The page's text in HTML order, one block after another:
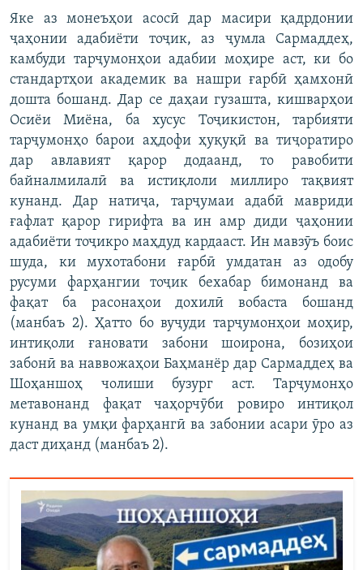
Яке аз монеъҳои асосӣ дар масири қадрдонии
ҷаҳонии адабиёти тоҷик, аз ҷумла Сармаддеҳ,
камбуди тарҷумонҳои адабии моҳире аст, ки бо
стандартҳои академик ва нашри ғарбӣ ҳамхонӣ
дошта бошанд. Дар се даҳаи гузашта, кишварҳои
Осиёи Миёна, ба хусус Тоҷикистон, тарбияти
тарҷумонҳо барои аҳдофи ҳуқуқӣ ва тиҷоратиро
дар авлавият қарор додаанд, то равобити
байналмилалӣ ва истиқлоли миллиро тақвият
кунанд. Дар натиҷа, тарҷумаи адабӣ мавриди
ғафлат қарор гирифта ва ин амр диди ҷаҳонии
адабиёти тоҷикро маҳдуд кардааст. Ин мавзӯъ боис
шуда, ки мухотабони ғарбӣ умдатан аз одобу
русуми фарҳангии тоҷик бехабар бимонанд ва
фақат ба расонаҳои дохилӣ вобаста бошанд
(манбаъ 2). Ҳатто бо вуҷуди тарҷумонҳои моҳир,
интиқоли ғановати забони шоирона, бозиҳои
забонӣ ва наввожаҳои Баҳманёр дар Сармаддеҳ ва
Шоҳаншоҳ чолиши бузург аст. Тарҷумонҳо
метавонанд фақат чаҳорчӯби ровиро интиқол
кунанд ва умқи фарҳангӣ ва забонии асари ӯро аз
даст диҳанд (манбаъ 2).